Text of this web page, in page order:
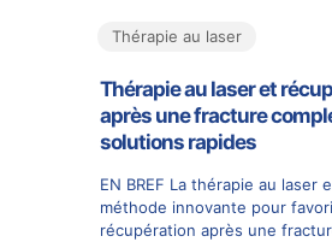
Thérapie au laser
Thérapie au laser et
après une fracture
solutions rapides
EN BREF La thérapie au laser
méthode innovante pour
récupération après une